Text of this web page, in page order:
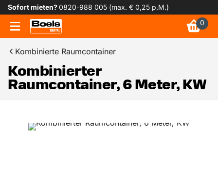
Sofort mieten?0820-988 005 (max. € 0,25 p.M.)
0
Kombinierte Raumcontainer
Kombinierter
Raumcontainer, 6 Meter, KW